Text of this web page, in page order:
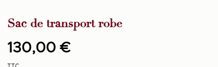
Sac de transport robe
130,00 €